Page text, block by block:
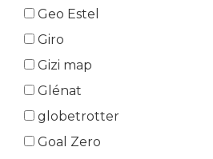
Geo Estel
Giro
Gizi map
Glénat
globetrotter
Goal Zero